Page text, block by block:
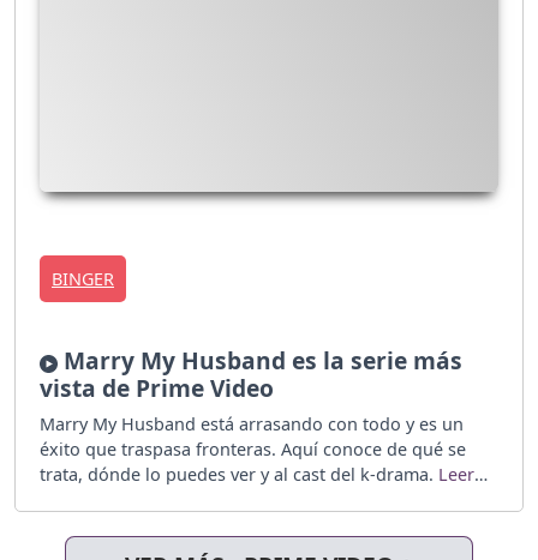
BINGER
Marry My Husband es la serie más
vista de Prime Video
Marry My Husband está arrasando con todo y es un
éxito que traspasa fronteras. Aquí conoce de qué se
trata, dónde lo puedes ver y al cast del k-drama.